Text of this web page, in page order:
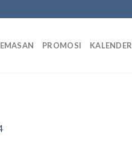
PROMOSI KALENDER